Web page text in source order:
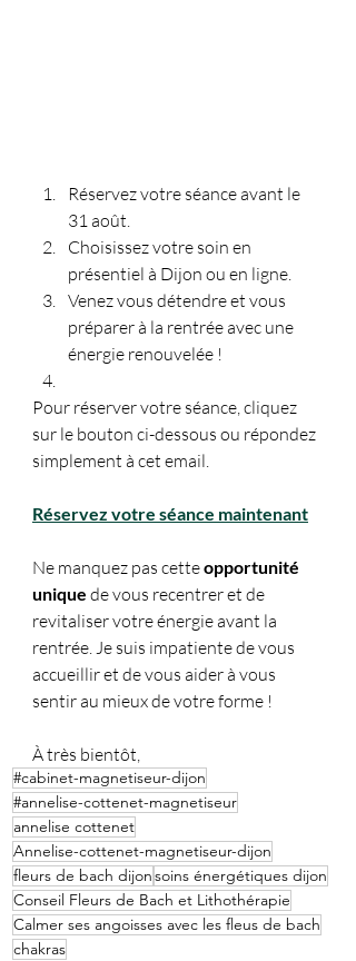
Réservez votre séance avant le
31 août.
Choisissez votre soin en
présentiel à Dijon ou en ligne.
Venez vous détendre et vous
préparer à la rentrée avec une
énergie renouvelée !
Pour réserver votre séance, cliquez
sur le bouton ci-dessous ou répondez
simplement à cet email.
Réservez votre séance maintenant
Ne manquez pas cette opportunité
unique de vous recentrer et de
revitaliser votre énergie avant la
rentrée. Je suis impatiente de vous
accueillir et de vous aider à vous
sentir au mieux de votre forme !
À très bientôt,
#cabinet-magnetiseur-dijon
#annelise-cottenet-magnetiseur
annelise cottenet
Annelise-cottenet-magnetiseur-dijon
fleurs de bach dijonsoins énergétiques dijon
Conseil Fleurs de Bach et Lithothérapie
Calmer ses angoisses avec les fleus de bach
chakras